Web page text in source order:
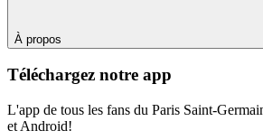
À propos
Téléchargez notre app
L'app de tous les fans du Paris Saint-
et Android!